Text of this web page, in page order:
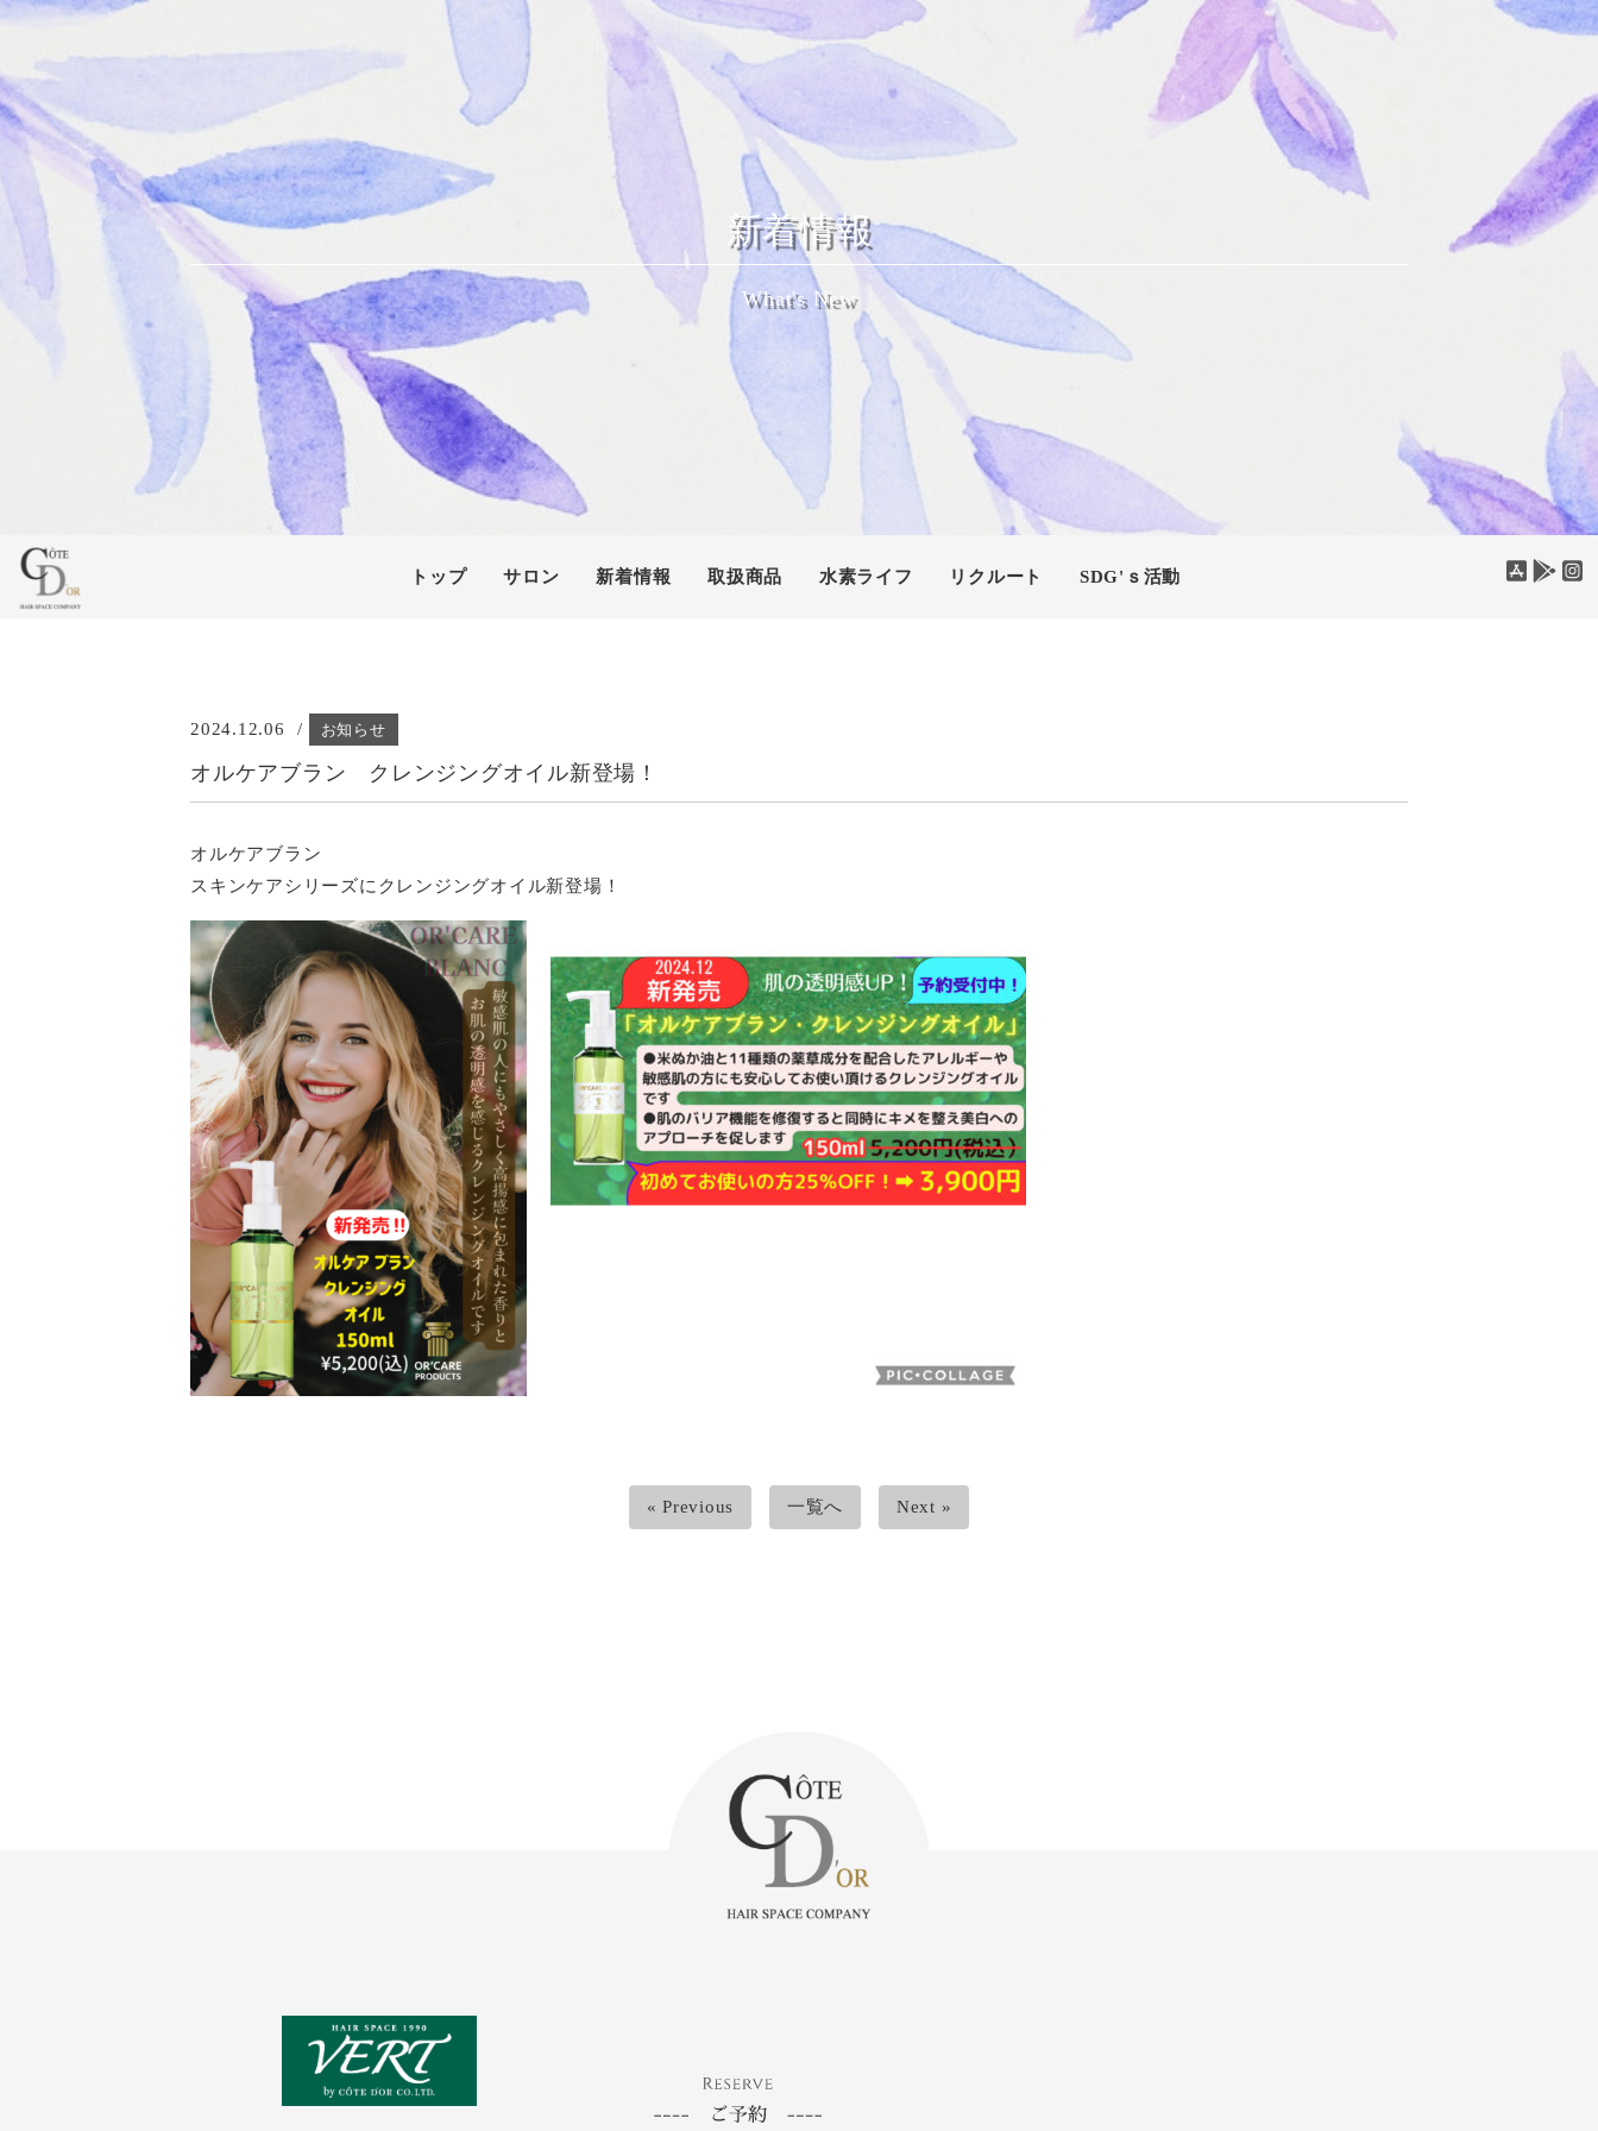
新着情報
What's New
トップ サロン 新着情報 取扱商品 水素ライフ リクルート SDG'ｓ活動
2024.12.06 お知らせ
オルケアブラン クレンジングオイル新登場！
オルケアブラン
スキンケアシリーズにクレンジングオイル新登場！
« Previous 一覧へ Next »